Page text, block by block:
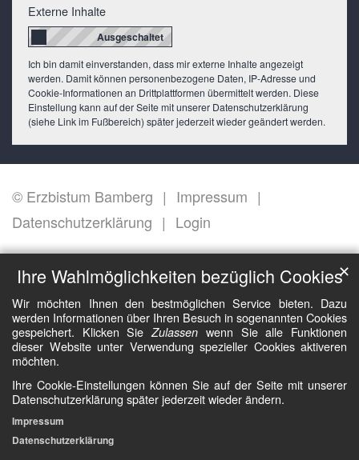
Ihre Wahlmöglichkeiten bezüglich Cookies
Wir möchten Ihnen den bestmöglichen Service bieten. Dazu
werden Informationen über Ihren Besuch in sogenannten Cookies
gespeichert. Klicken SieZulassen wenn Sie alle Funktionen
dieser Website unter Verwendung spezieller Cookies aktiveren
möchten.
Ihre Cookie-Einstellungen können Sie auf der Seite mit unserer
Datenschutzerklärung später jederzeit wieder ändern.
✕
Impressum
Datenschutzerklärung
Externe Inhalte
Ich bin damit einverstanden, dass mir externe Inhalte angezeigt
werden. Damit können personenbezogene Daten, IP-Adresse und
Cookie-Informationen an Drittplattformen übermittelt werden. Diese
Einstellung kann auf der Seite mit unserer Datenschutzerklärung
(siehe Link im Fußbereich) später jederzeit wieder geändert werden.
© Erzbistum Bamberg
Impressum
Datenschutzerklärung
Login